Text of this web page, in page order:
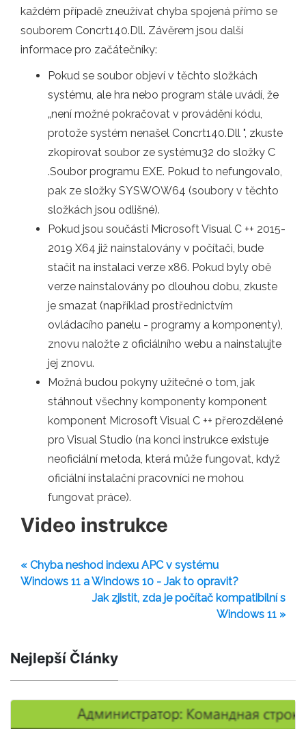
každém případě zneužívat chyba spojená přímo se
souborem Concrt140.Dll. Závěrem jsou další
informace pro začátečníky:
Pokud se soubor objeví v těchto složkách
systému, ale hra nebo program stále uvádí, že
„není možné pokračovat v provádění kódu,
protože systém nenašel Concrt140.Dll ", zkuste
zkopírovat soubor ze systému32 do složky C
.Soubor programu EXE. Pokud to nefungovalo,
pak ze složky SYSWOW64 (soubory v těchto
složkách jsou odlišné).
Pokud jsou součásti Microsoft Visual C ++ 2015-
2019 X64 již nainstalovány v počítači, bude
stačit na instalaci verze x86. Pokud byly obě
verze nainstalovány po dlouhou dobu, zkuste
je smazat (například prostřednictvím
ovládacího panelu - programy a komponenty),
znovu naložte z oficiálního webu a nainstalujte
jej znovu.
Možná budou pokyny užitečné o tom, jak
stáhnout všechny komponenty komponent
komponent Microsoft Visual C ++ přerozdělené
pro Visual Studio (na konci instrukce existuje
neoficiální metoda, která může fungovat, když
oficiální instalační pracovníci ne mohou
fungovat práce).
Video instrukce
« Chyba neshod indexu APC v systému
Windows 11 a Windows 10 - Jak to opravit?
Jak zjistit, zda je počítač kompatibilní s
Windows 11 »
Nejlepší Články